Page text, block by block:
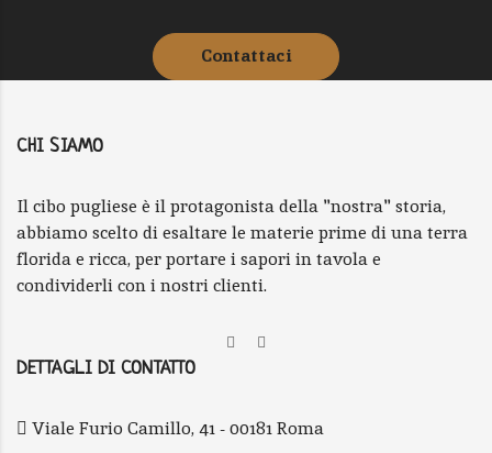
Contattaci
CHI SIAMO
Il cibo pugliese è il protagonista della "nostra" storia,
abbiamo scelto di esaltare le materie prime di una terra
florida e ricca, per portare i sapori in tavola e
condividerli con i nostri clienti.
DETTAGLI DI CONTATTO
Viale Furio Camillo, 41 - 00181 Roma